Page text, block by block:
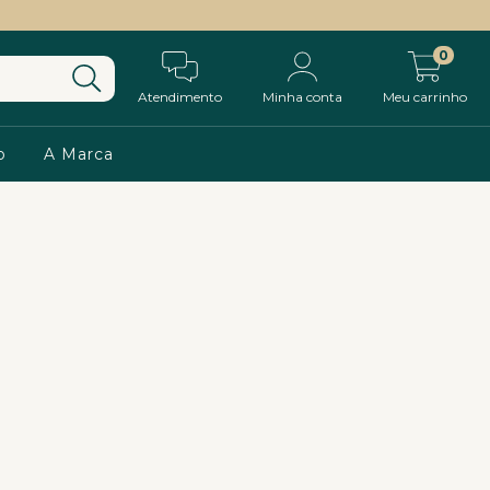
Atendimento Minha conta Meu carrinho
0
A Marca